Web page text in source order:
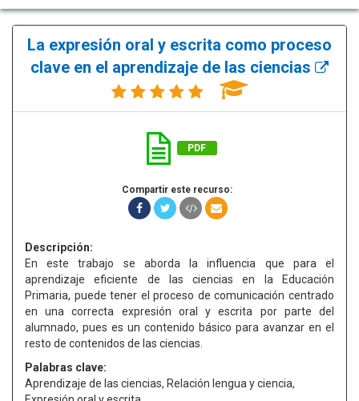
La expresión oral y escrita como proceso
clave en el aprendizaje de las ciencias
PDF
Compartir este recurso:
Descripción:
En este trabajo se aborda la influencia que para el
aprendizaje eficiente de las ciencias en la Educación
Primaria, puede tener el proceso de comunicación centrado
en una correcta expresión oral y escrita por parte del
alumnado, pues es un contenido básico para avanzar en el
resto de contenidos de las ciencias.
Palabras clave:
Aprendizaje de las ciencias, Relación lengua y ciencia,